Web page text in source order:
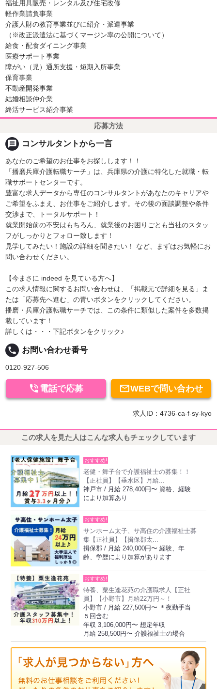
福祉用具販売・レンタル及び住宅改修
軽作業請負事業
介護人財の教育事業並びに紹介・派遣事業
（※改正派遣法に基づくマージン率の公開について）
給食・配食ダイニング事業
医療サポート事業
障がい（児）通所支援・短期入所事業
保育事業
不動産開発事業
結婚相談仲介業
終活サービス紹介事業
応募方法
message コンサルタントから一言
あなたのご希望のお仕事をお探しします！！
「播磨兵庫介護転職サーチ」は、兵庫県の介護に特化した就職・転
職サポートセンターです。
豊富な求人データから専任のコンサルタントがあなたのキャリアや
ご希望をふまえ、お仕事をご紹介します。その後の面談調整や条件
交渉まで、トータルサポート！
就業開始前の不安はもちろん、就業後のお困りごとも当社のスタッ
フがしっかりとフォロー致します！
見学してみたい！施設の詳細を聞きたい！ など、まずはお気軽にお
問い合わせください。
【今まさに indeed を見ている方へ】
この求人情報に関するお問い合わせは、「掲載元で詳細を見る」ま
たは「応募先へ進む」の青いボタンをクリックしてください。
播磨・兵庫介護転職サーチでは、この条件に類似した案件を多数掲
載しています！
詳しくは・・・下記ボタンをクリック♪
local_phone お問い合わせ番号
0120-927-506
WEBで問い合わせ
 電話で応募
求人ID：4736-ca-f-sy-kyo
この求人を見た人はこんな求人もチェックしています
おすすめ!
老健・舞子台で介護福祉士の募集！！
【正社員】【垂水区】月給...
神戸市 / 月給 278,400円〜 資格、経験
により加算あり
おすすめ!
サンホーム太子、サ高住の介護福祉士募
集【正社員】【揖保郡太...
揖保郡 / 月給 240,000円〜 経験、年
齢、学歴により加算があります
おすすめ!
特養、粟生逢花苑の介護職求人【正社
員】【小野市】月給22万円～！
小野市 / 月給 227,500円〜 ＊夜勤手当
５回含む
年収 3,106,000円〜 想定年収
月給 258,500円〜 介護福祉士の場合